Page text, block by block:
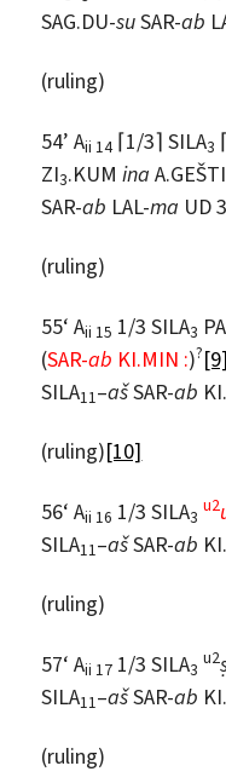
SAG.DU-suSAR-ab
(ruling)
54’ Aii 14 ⌈1/3⌉ SILA3
ZI3.KUMina
SAR-ab LAL-ma UD
(ruling)
55‘ Aii 15 1/3 SILA3
(SAR-ab KI.MIN :)?[9]
SILA11–ašSAR-ab
(ruling)[10]
56‘ Aii 16 1/3 SILA3
u2
SILA11–ašSAR-ab
(ruling)
57‘ Aii 17 1/3 SILA3
u2
SILA11–ašSAR-ab
(ruling)